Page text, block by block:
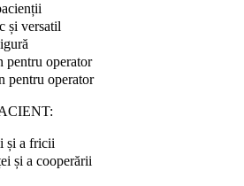
și versatil
pentru operator
pentru operator
și a fricii
și a cooperării